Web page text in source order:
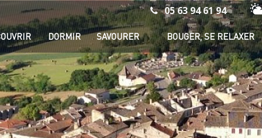
05 63 94 61 94
DORMIR SAVOURER BOUGER, SE RELAXER